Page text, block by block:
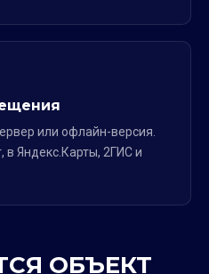
или офлайн-версия.
в Яндекс.Карты, 2ГИС и
ОБЪЕКТ